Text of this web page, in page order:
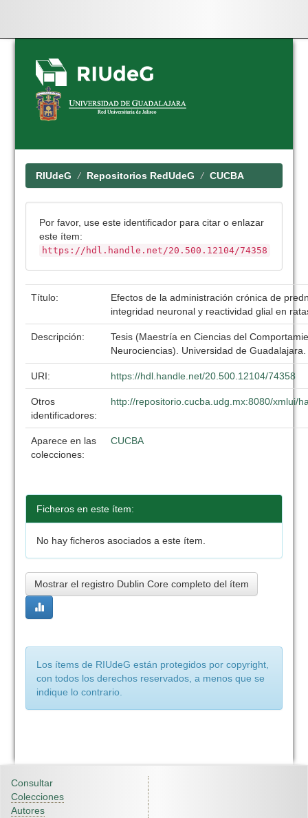
Skip
navigation
RIUdeG Repositorios RedUdeG CUCBA
Por favor, use este identificador para citar o enlazar
este ítem:
https://hdl.handle.net/20.500.12104/74358
Título:
Efectos de la administración crónica de
integridad neuronal y reactividad glial en
Descripción:
Tesis (Maestría en Ciencias del
Neurociencias). Universidad de Guadalajara.
URI: https://hdl.handle.net/20.500.12104/74358
Otros
identificadores:
http://repositorio.cucba.udg.mx:8080/xmlui/
Aparece en las
colecciones:
CUCBA
Ficheros en este ítem:
No hay ficheros asociados a este ítem.
Mostrar el registro Dublin Core completo del ítem
Los ítems de RIUdeG están protegidos por copyright,
con todos los derechos reservados, a menos que se
indique lo contrario.
Consultar
Colecciones
Autores